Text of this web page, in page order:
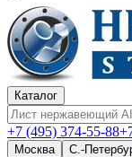
Каталог
+7 (495) 374-55-88
Москва
С.-